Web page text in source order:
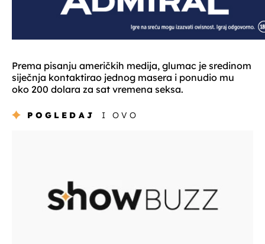
Prema pisanju američkih medija, glumac je sredinom
siječnja kontaktirao jednog masera i ponudio mu
oko 200 dolara za sat vremena seksa.
POGLEDAJ I OVO